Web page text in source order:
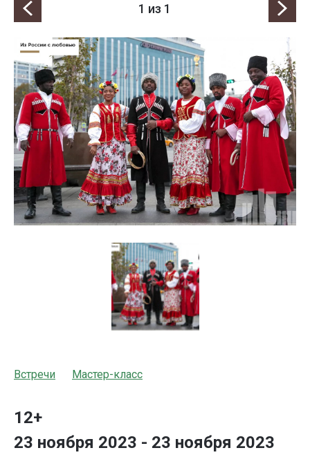
1 из 1
Встречи Мастер-класс
12+
23 ноября 2023 - 23 ноября 2023